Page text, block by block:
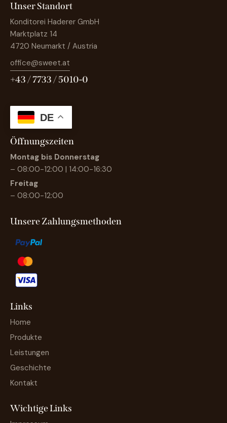
Unser Standort
Konditorei Haderer GmbH
Marktplatz 14
4720 Neumarkt / Austria
office@sweet.at
+43 / 7733 / 5010-0
DE
Öffnungszeiten
Montag bis Donnerstag
– 08:00-12:00 | 14:00-16:30
Freitag
– 08:00-12:00
Unsere Zahlungsmethoden
Links
Home
Produkte
Leistungen
Geschichte
Kontakt
Wichtige Links